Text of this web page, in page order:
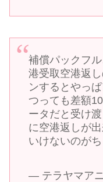
補償パックフ
港受取空港返
ンするとやっ
つっても差額
ータだと受け
に空港返しが
いけないのが
— テラヤマア